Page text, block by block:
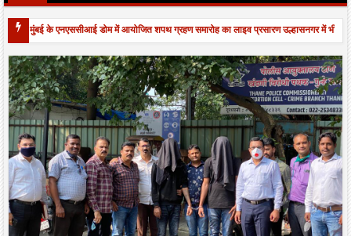
मुंबई के एनएससीआई डोम में आयोजित शपथ ग्रहण समारोह का लाइव प्रसारण उल्हासनगर में भी